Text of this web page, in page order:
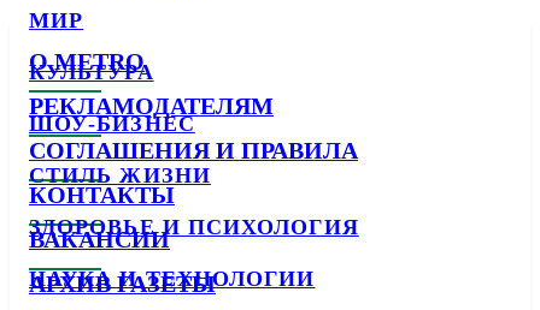
МИР
КУЛЬТУРА
ШОУ-БИЗНЕС
СТИЛЬ ЖИЗНИ
ЗДОРОВЬЕ И ПСИХОЛОГИЯ
НАУКА И ТЕХНОЛОГИИ
О METRO
РЕКЛАМОДАТЕЛЯМ
СОГЛАШЕНИЯ И ПРАВИЛА
КОНТАКТЫ
ВАКАНСИИ
АРХИВ ГАЗЕТЫ